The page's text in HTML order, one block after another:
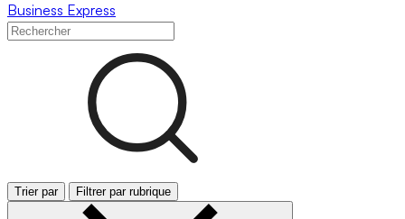
Business Express
Trier par Filtrer par rubrique